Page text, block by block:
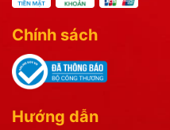
Chính sách
Hướng dẫn